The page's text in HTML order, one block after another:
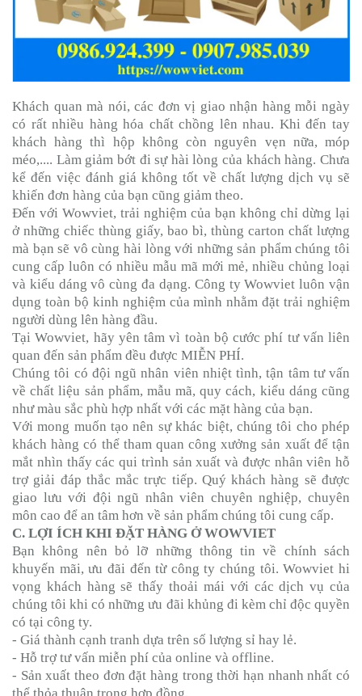
Khách quan mà nói, các đơn vị giao nhận hàng mỗi ngày
có rất nhiều hàng hóa chất chồng lên nhau. Khi đến tay
khách hàng thì hộp không còn nguyên vẹn nữa, móp
méo,.... Làm giảm bớt đi sự hài lòng của khách hàng. Chưa
kể đến việc đánh giá không tốt về chất lượng dịch vụ sẽ
khiến đơn hàng của bạn cũng giảm theo.
Đến với Wowviet, trải nghiệm của bạn không chỉ dừng lại
ở những chiếc thùng giấy, bao bì, thùng carton chất lượng
mà bạn sẽ vô cùng hài lòng với những sản phẩm chúng tôi
cung cấp luôn có nhiều mẫu mã mới mẻ, nhiều chủng loại
và kiểu dáng vô cùng đa dạng. Công ty Wowviet luôn vận
dụng toàn bộ kinh nghiệm của mình nhằm đặt trải nghiệm
người dùng lên hàng đầu.
Tại Wowviet, hãy yên tâm vì toàn bộ cước phí tư vấn liên
quan đến sản phẩm đều được MIỄN PHÍ.
Chúng tôi có đội ngũ nhân viên nhiệt tình, tận tâm tư vấn
về chất liệu sản phẩm, mẫu mã, quy cách, kiểu dáng cũng
như màu sắc phù hợp nhất với các mặt hàng của bạn.
Với mong muốn tạo nên sự khác biệt, chúng tôi cho phép
khách hàng có thể tham quan công xưởng sản xuất để tận
mắt nhìn thấy các qui trình sản xuất và được nhân viên hỗ
trợ giải đáp thắc mắc trực tiếp. Quý khách hàng sẽ được
giao lưu với đội ngũ nhân viên chuyên nghiệp, chuyên
môn cao để an tâm hơn về sản phẩm chúng tôi cung cấp.
C. LỢI ÍCH KHI ĐẶT HÀNG Ở WOWVIET
Bạn không nên bỏ lỡ những thông tin về chính sách
khuyến mãi, ưu đãi đến từ công ty chúng tôi. Wowviet hi
vọng khách hàng sẽ thấy thoải mái với các dịch vụ của
chúng tôi khi có những ưu đãi khủng đi kèm chỉ độc quyền
có tại công ty.
- Giá thành cạnh tranh dựa trên số lượng sỉ hay lẻ.
- Hỗ trợ tư vấn miễn phí của online và offline.
- Sản xuất theo đơn đặt hàng trong thời hạn nhanh nhất có